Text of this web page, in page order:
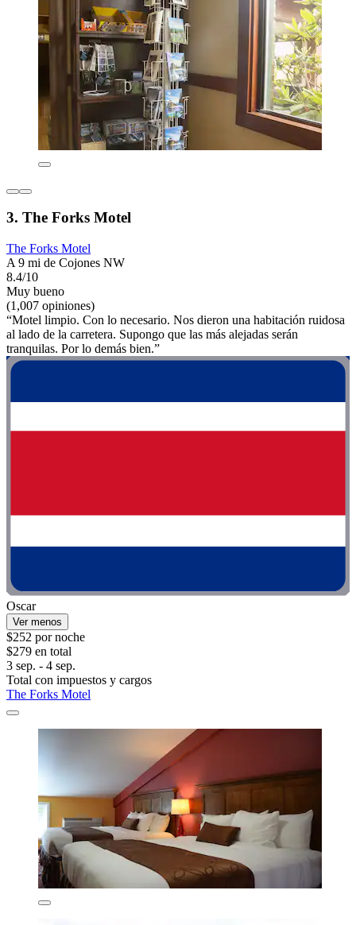
3. The Forks Motel
The Forks Motel
A 9 mi de Cojones NW
8.4/10
Muy bueno
(1,007 opiniones)
“Motel limpio. Con lo necesario. Nos dieron una habitación ruidosa
al lado de la carretera. Supongo que las más alejadas serán
tranquilas. Por lo demás bien.”
Oscar
Ver menos
$252 por noche
$279 en total
3 sep. - 4 sep.
Total con impuestos y cargos
The Forks Motel